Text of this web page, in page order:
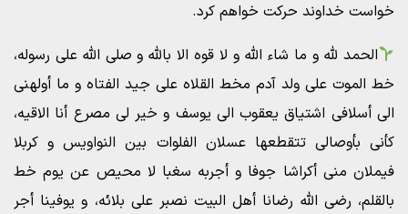
خواست خداوند حرکت خواهم کرد.
الحمد لله و ما شاء الله و لا قوه الا بالله و صلی الله علی رسوله،
خط الموت علی ولد آدم مخط القلاه علی جید الفتاه و ما أولهنی
الی أسلافی اشتیاق یعقوب الی یوسف و خیر لی مصرع أنا الاقیه،
کأنی بأوصالی تتقطعها عسلان الفلوات بین النواویس و کربلا
فیملان منی أکراشا جوفا و أجربه سغبا لا محیص عن یوم خط
بالقلم، رضی الله رضانا أهل البیت نصبر علی بلائه، و یوفینا أجر